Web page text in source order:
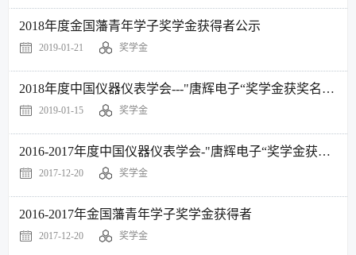
2018年度金国藩青年学子奖学金获得者公示
2019-01-21 奖学金
2018年度中国仪器仪表学会---"唐辉电子“奖学金获奖名单公示
2019-01-15 奖学金
2016-2017年度中国仪器仪表学会-"唐辉电子“奖学金获奖名单
2017-12-20 奖学金
2016-2017年金国藩青年学子奖学金获得者
2017-12-20 奖学金